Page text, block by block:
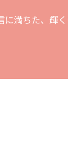
に満ちた、輝